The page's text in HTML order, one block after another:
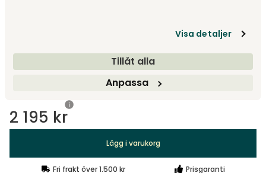
Visa detaljer
Tillåt alla
Anpassa
Visa fler +1
2 195 kr
Lägg i varukorg
Fri frakt över 1.500 kr Prisgaranti